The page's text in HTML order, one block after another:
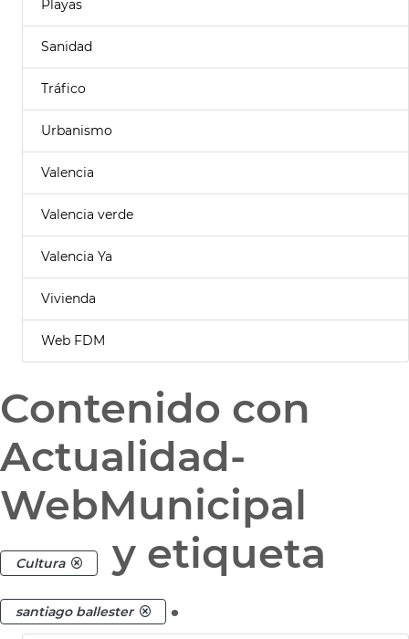
Playas
Sanidad
Tráfico
Urbanismo
Valencia
Valencia verde
Valencia Ya
Vivienda
Web FDM
Contenido con
Actualidad-
WebMunicipal
Cultura y etiqueta
santiago ballester .